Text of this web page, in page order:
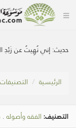
حديث:إني نُهِيتُ عن زَبْدِ
الرئيسية التصنيفات
التصنيف: الفقه وأصوله .